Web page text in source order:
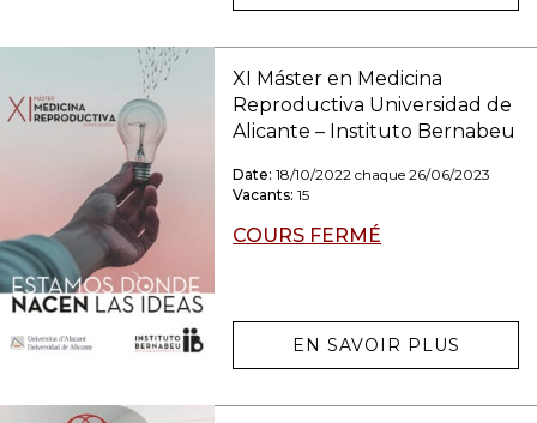
XI Máster en Medicina
Reproductiva Universidad de
Alicante – Instituto Bernabeu
Date: 18/10/2022 chaque 26/06/2023
Vacants: 15
COURS FERMÉ
EN SAVOIR PLUS